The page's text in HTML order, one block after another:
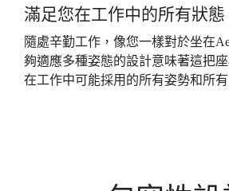
滿足您在工作中的所有狀態
隨處辛勤工作，像您一樣對於坐在
夠適應多種姿態的設計意味著這把
在工作中可能採用的所有姿勢和所